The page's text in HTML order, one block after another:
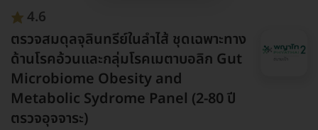
4.6
ตรวจสมดุลจุลินทรีย์ในลำไส้ ชุดเฉพาะทาง
ด้านโรคอ้วนและกลุ่มโรคเมตาบอลิก Gut
Microbiome Obesity and
Metabolic Sydrome Panel (2-80 ปี
ตรวจอุจจาระ)